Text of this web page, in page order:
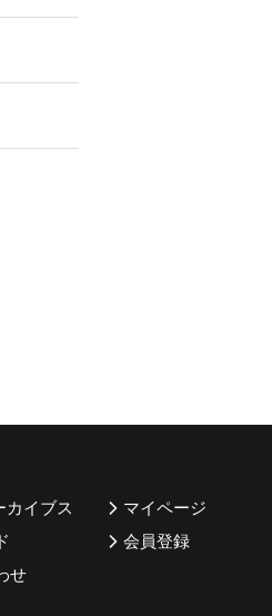
カイブス
せ
マイページ
会員登録